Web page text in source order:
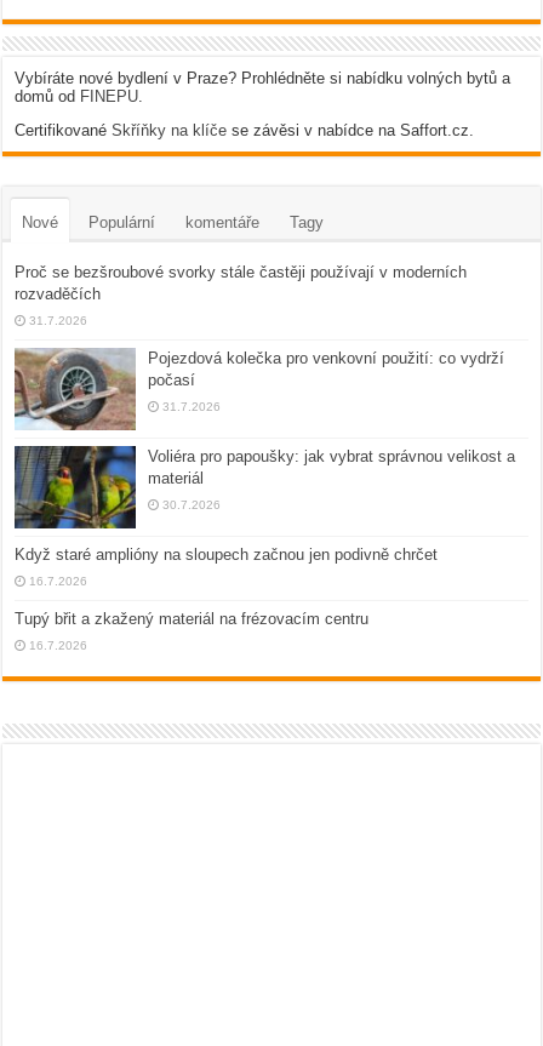
Vybíráte nové bydlení v Praze? Prohlédněte si nabídku volných bytů a
domů od FINEPU
CertifikovanéSkříňky na klíče se závěsi v nabídce na Saffort.cz.
Nové Populární komentáře Tagy
Proč se bezšroubové svorky stále častěji používají v moderních
rozvaděčích
31.7.2026
Pojezdová kolečka pro venkovní použití: co vydrží
počasí
31.7.2026
Voliéra pro papoušky: jak vybrat správnou velikost a
materiál
30.7.2026
Když staré amplióny na sloupech začnou jen podivně chrčet
16.7.2026
Tupý břit a zkažený materiál na frézovacím centru
16.7.2026